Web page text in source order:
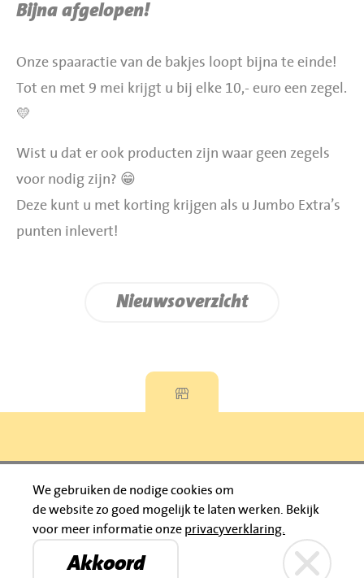
Bijna afgelopen!
Onze spaaractie van de bakjes loopt bijna te einde!
Tot en met 9 mei krijgt u bij elke 10,- euro een zegel.
💛
Wist u dat er ook producten zijn waar geen zegels
voor nodig zijn? 😁
Deze kunt u met korting krijgen als u Jumbo Extra’s
punten inlevert!
Nieuwsoverzicht
Bruïneplein Petenbos
Privacyverklaring
© 2026 Jumbo Huibers
IBAN: NL92 RABO 0395111021
We gebruiken de nodige cookies om
de website zo goed mogelijk te laten werken.
Bekijk
voor meer informatie onze privacyverklaring.
Akkoord